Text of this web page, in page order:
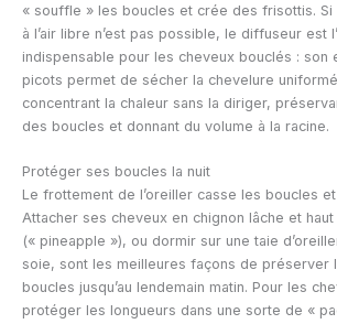
« souffle » les boucles et crée des frisottis. Si
à l’air libre n’est pas possible, le diffuseur est
indispensable pour les cheveux bouclés : son
picots permet de sécher la chevelure
concentrant la chaleur sans la diriger,
des boucles et donnant du volume à la racine.
Protéger ses boucles la nuit
Le frottement de l’oreiller casse les boucles
Attacher ses cheveux en chignon lâche et
(« pineapple »), ou dormir sur une taie
soie, sont les meilleures façons de préserver
boucles jusqu’au lendemain matin. Pour les
protéger les longueurs dans une sorte de «